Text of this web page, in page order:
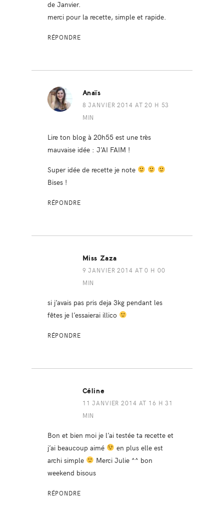
de Janvier.
merci pour la recette, simple et rapide.
RÉPONDRE
Anaïs
8 JANVIER 2014 AT 20 H 53
MIN
Lire ton blog à 20h55 est une très
mauvaise idée : J’AI FAIM !
Super idée de recette je note
Bises !
RÉPONDRE
Miss Zaza
9 JANVIER 2014 AT 0 H 00
MIN
si j’avais pas pris deja 3kg pendant les
fêtes je l’essaierai illico
RÉPONDRE
Céline
11 JANVIER 2014 AT 16 H 31
MIN
Bon et bien moi je l’ai testée ta recette et
j’ai beaucoup aimé
en plus elle est
archi simple
Merci Julie ^^ bon
weekend bisous
RÉPONDRE